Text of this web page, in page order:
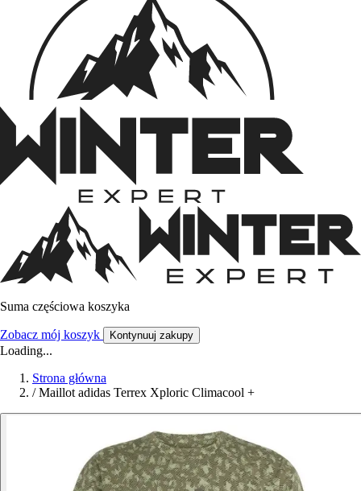
Suma częściowa koszyka
Zobacz mój koszyk Kontynuuj zakupy
Loading...
Strona główna
/ Maillot adidas Terrex Xploric Climacool +